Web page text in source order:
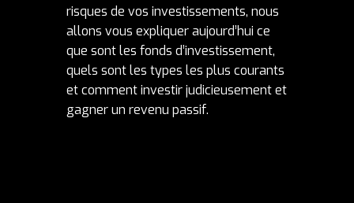
risques de vos investissements, nous
allons vous expliquer aujourd’hui ce
que sont les fonds d’investissement,
quels sont les types les plus courants
et comment investir judicieusement et
gagner un revenu passif.